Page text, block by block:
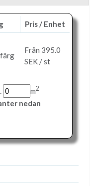
Pris / Enhet
Från 395.0
SEK / st
m2
nedan